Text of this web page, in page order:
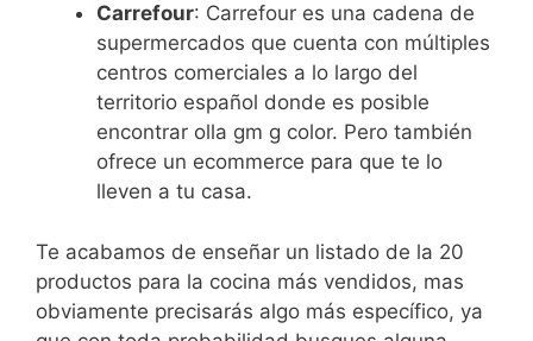
Carrefour: Carrefour es una cadena de
supermercados que cuenta con múltiples
centros comerciales a lo largo del
territorio español donde es posible
encontrar olla gm g color. Pero también
ofrece un ecommerce para que te lo
lleven a tu casa.
Te acabamos de enseñar un listado de la 20
productos para la cocina más vendidos, mas
obviamente precisarás algo más específico, ya